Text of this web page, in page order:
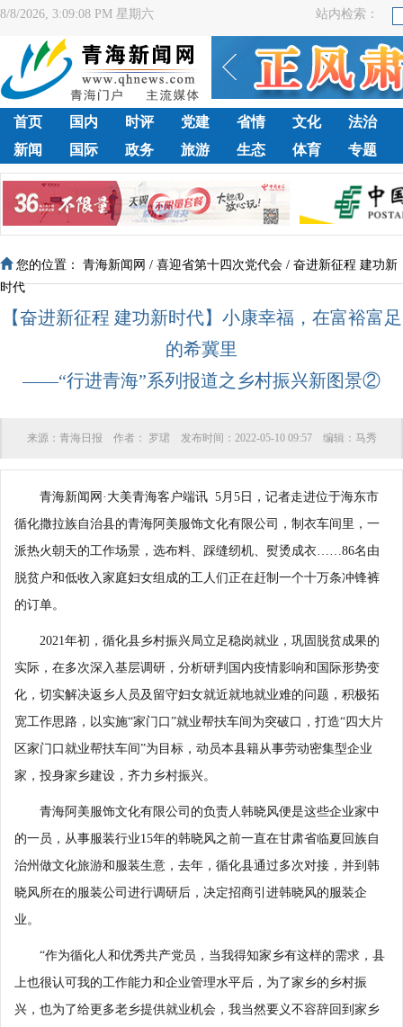
8/8/2026, 3:09:09 PM 星期六 站内检索：
首页 国内 时评 党建 省情 文化
法治
新闻
国际 政务 旅游 生态 体育 专题
您的位置： 青海新闻网 / 喜迎省第十四次党代会 / 奋进新征程 建功新
时代
【奋进新征程 建功新时代】小康幸福，在富裕富足
的希冀里
——“行进青海”系列报道之乡村振兴新图景②
来源： 青海日报 作者： 罗珺 发布时间： 2022-05-10 09:57编辑： 马秀
青海新闻网·大美青海客户端讯 5月5日，记者走进位于海东市
循化撒拉族自治县的青海阿美服饰文化有限公司，制衣车间里，一
派热火朝天的工作场景，选布料、踩缝纫机、熨烫成衣……86名由
脱贫户和低收入家庭妇女组成的工人们正在赶制一个十万条冲锋裤
的订单。
2021年初，循化县乡村振兴局立足稳岗就业，巩固脱贫成果的
实际，在多次深入基层调研，分析研判国内疫情影响和国际形势变
化，切实解决返乡人员及留守妇女就近就地就业难的问题，积极拓
宽工作思路，以实施“家门口”就业帮扶车间为突破口，打造“四大片
区家门口就业帮扶车间”为目标，动员本县籍从事劳动密集型企业
家，投身家乡建设，齐力乡村振兴。
青海阿美服饰文化有限公司的负责人韩晓风便是这些企业家中
的一员，从事服装行业15年的韩晓风之前一直在甘肃省临夏回族自
治州做文化旅游和服装生意，去年，循化县通过多次对接，并到韩
晓风所在的服装公司进行调研后，决定招商引进韩晓风的服装企
业。
“作为循化人和优秀共产党员，当我得知家乡有这样的需求，县
上也很认可我的工作能力和企业管理水平后，为了家乡的乡村振
兴，也为了给更多老乡提供就业机会，我当然要义不容辞回到家乡